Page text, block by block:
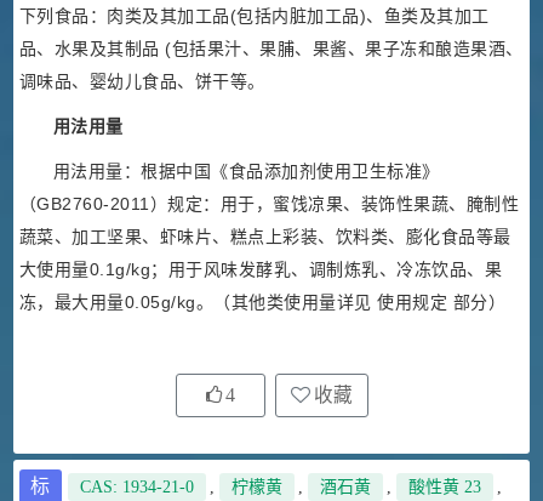
下列食品：肉类及其加工品(包括内脏加工品)、鱼类及其加工
品、水果及其制品 (包括果汁、果脯、果酱、果子冻和酿造果酒、
调味品、婴幼儿食品、饼干等。
用法用量
用法用量：根据中国《食品添加剂使用卫生标准》
（GB2760-2011）规定：用于，蜜饯凉果、装饰性果蔬、腌制性
蔬菜、加工坚果、虾味片、糕点上彩装、饮料类、膨化食品等最
大使用量0.1g/kg；用于风味发酵乳、调制炼乳、冷冻饮品、果
冻，最大用量0.05g/kg。（其他类使用量详见 使用规定 部分）
4 收藏
标
CAS: 1934-21-0 , 柠檬黄 , 酒石黄 , 酸性黄 23 ,